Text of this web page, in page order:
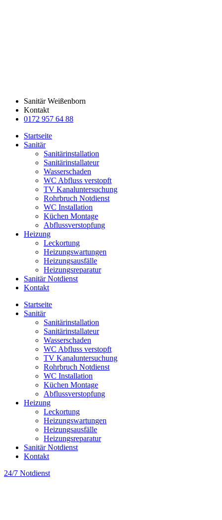
Sanitär Weißenborn
Kontakt
0172 957 64 88
Startseite
Sanitär
Sanitärinstallation
Sanitärinstallateur
Wasserschaden
WC Abfluss verstopft
TV Kanaluntersuchung
Rohrbruch Notdienst
WC Installation
Küchen Montage
Abflussverstopfung
Heizung
Leckortung
Heizungswartungen
Heizungsausfälle
Heizungsreparatur
Sanitär Notdienst
Kontakt
Startseite
Sanitär
Sanitärinstallation
Sanitärinstallateur
Wasserschaden
WC Abfluss verstopft
TV Kanaluntersuchung
Rohrbruch Notdienst
WC Installation
Küchen Montage
Abflussverstopfung
Heizung
Leckortung
Heizungswartungen
Heizungsausfälle
Heizungsreparatur
Sanitär Notdienst
Kontakt
24/7 Notdienst